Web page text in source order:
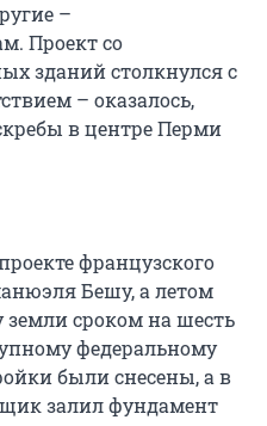
–
Проект со
зданий столкнулся с
– оказалось,
в центре Перми
французского
Бешу, а летом
земли сроком на шесть
федеральному
были снесены, а в
залил фундамент